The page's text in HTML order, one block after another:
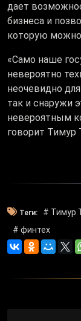
дает
бизнеса и
которую можно
«Само наше
невероятно
неочевидно
так и снаружи
невероятным
говорит Тимур
Теги: # Тимур
# финтех